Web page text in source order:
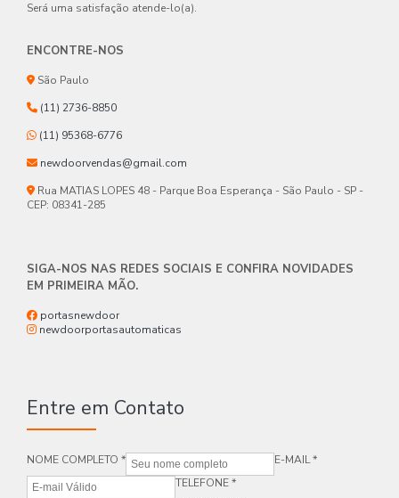
Será uma satisfação atende-lo(a).
ENCONTRE-NOS
São Paulo
(11) 2736-8850
(11) 95368-6776
newdoorvendas@gmail.com
Rua MATIAS LOPES 48 - Parque Boa Esperança - São Paulo - SP -
CEP: 08341-285
SIGA-NOS NAS REDES SOCIAIS E CONFIRA NOVIDADES
EM PRIMEIRA MÃO.
portasnewdoor
newdoorportasautomaticas
Entre em Contato
NOME COMPLETO *
E-MAIL *
TELEFONE *